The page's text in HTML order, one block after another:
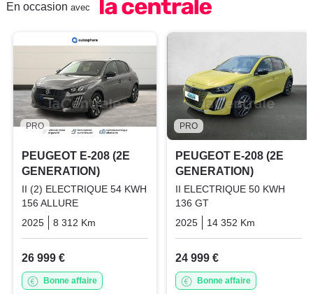
En occasion avec
PRO
PEUGEOT E-208 (2E
GENERATION)
II (2) ELECTRIQUE 54 KWH
156 ALLURE
2025
8 312 Km Electric
26 999 €
Bonne affaire
PRO
PEUGEOT E-208 (2E
GENERATION)
II ELECTRIQUE 50 KWH
136 GT
2025
14 352 Km
24 999 €
Bonne affaire